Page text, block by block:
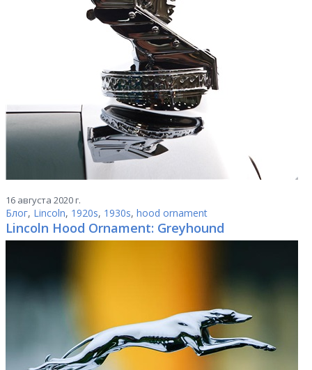
16 августа 2020 г.
Блог, Lincoln, 1920s, 1930s, hood ornament
Lincoln Hood Ornament: Greyhound